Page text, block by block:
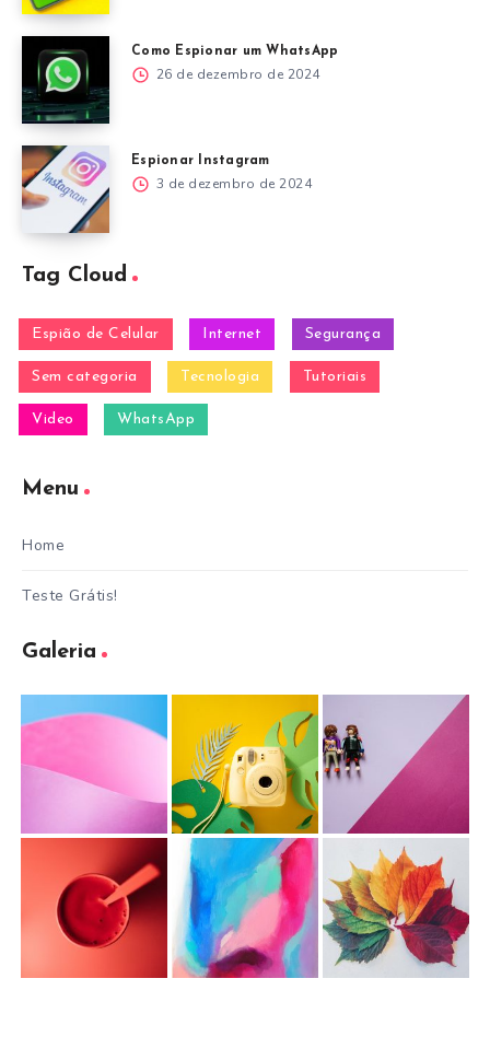
Como Espionar um WhatsApp
26 de dezembro de 2024
Espionar Instagram
3 de dezembro de 2024
Tag Cloud
Espião de Celular Internet Segurança
Sem categoria Tecnologia Tutoriais
Video WhatsApp
Menu
Home
Teste Grátis!
Galeria